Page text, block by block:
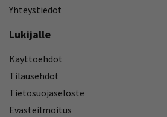
Yhteystiedot
Lukijalle
Käyttöehdot
Tilausehdot
Tietosuojaseloste
Evästeilmoitus